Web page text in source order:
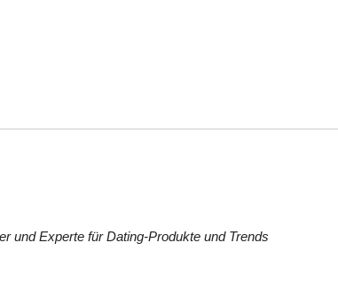
und Experte für Dating-Produkte und Trends